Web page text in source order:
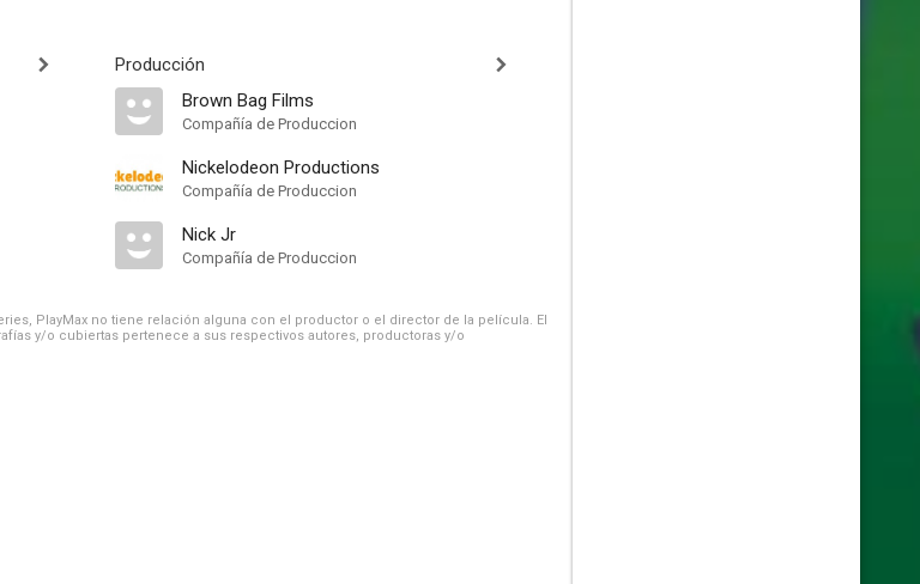
Producción
Brown Bag Films
Compañía de Produccion
Nickelodeon Productions
Compañía de Produccion
Nick Jr
Compañía de Produccion
PlayMax no tiene relación alguna con el productor o el director de la película. El
y/o cubiertas pertenece a sus respectivos autores, productoras y/o